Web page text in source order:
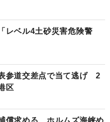
レベル4土砂災害危険警
参道交差点で当て逃げ 2
区
償求める ホルムズ海峡め